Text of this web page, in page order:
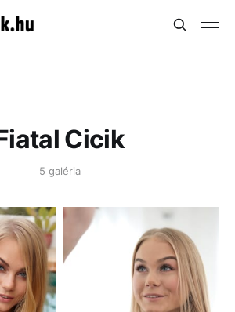
Cicik
5 galéria